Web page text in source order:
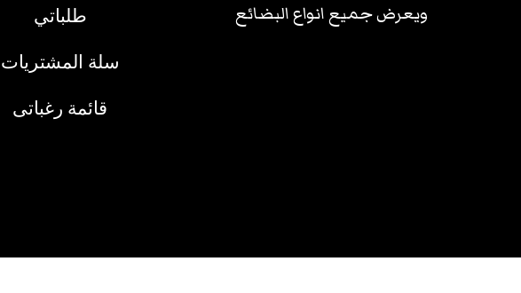
ويعرض جميع انواع البضائع
طلباتي
سلة المشتريات
قائمة رغباتى